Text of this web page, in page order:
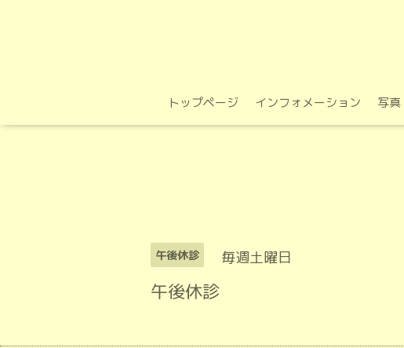
トップページ インフォメーション 写真
午後休診 毎週土曜日
午後休診